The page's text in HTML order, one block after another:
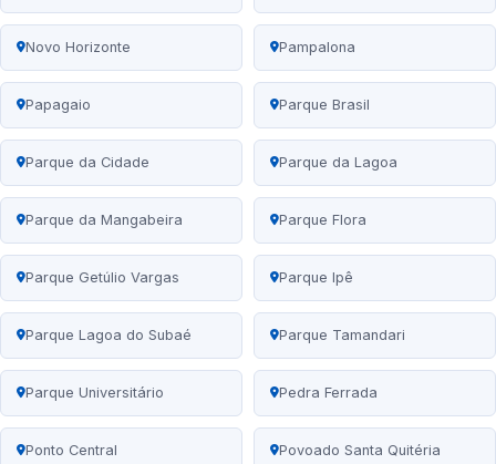
Novo Horizonte Pampalona
Papagaio Parque Brasil
Parque da Cidade Parque da Lagoa
Parque da Mangabeira Parque Flora
Parque Getúlio Vargas Parque Ipê
Parque Lagoa do Subaé Parque Tamandari
Parque Universitário Pedra Ferrada
Ponto Central Povoado Santa Quitéria